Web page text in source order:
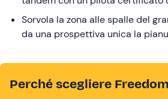
Sorvola la zona alle spalle del
da una prospettiva unica la
Perché scegliere